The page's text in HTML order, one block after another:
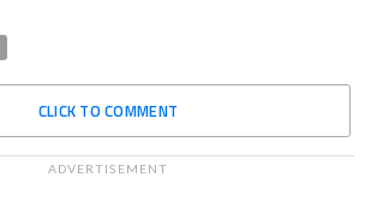
CLICK TO COMMENT
ADVERTISEMENT